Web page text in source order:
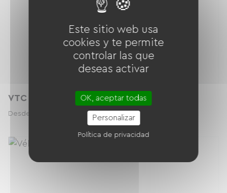
VTC taille L non électrique
Desde 15.00 € / día
Este sitio web usa
cookies y te permite
controlar las que
deseas activar
OK, aceptar todas
Personalizar
Política de privacidad